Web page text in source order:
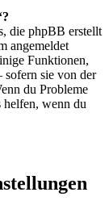
die phpBB erstellt
angemeldet
Funktionen,
sofern sie von der
du Probleme
helfen, wenn du